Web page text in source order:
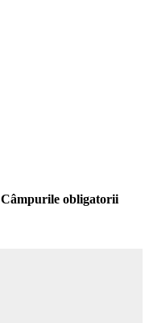
Câmpurile obligatorii